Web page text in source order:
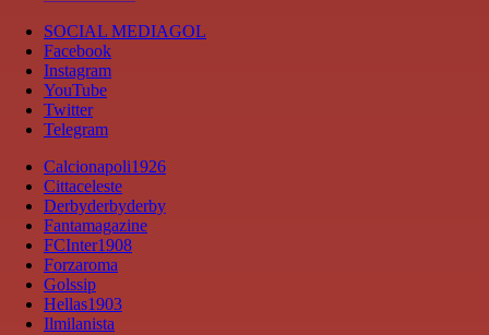
SOCIAL MEDIAGOL
Facebook
Instagram
YouTube
Twitter
Telegram
Calcionapoli1926
Cittaceleste
Derbyderbyderby
Fantamagazine
FCInter1908
Forzaroma
Golssip
Hellas1903
Ilmilanista